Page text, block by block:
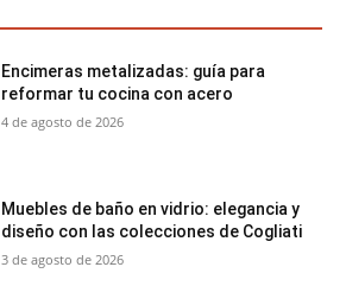
Encimeras metalizadas: guía para
reformar tu cocina con acero
4 de agosto de 2026
Muebles de baño en vidrio: elegancia y
diseño con las colecciones de Cogliati
3 de agosto de 2026